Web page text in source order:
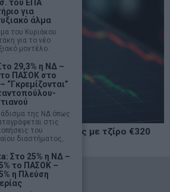
ημέρα πτώσης με τζίρο €320
Rights Reserved
του ΕΠΑ
για
άλμα
του Κυριάκου
για το νέο
μοντέλο.
29,3% η ΝΔ –
το ΠΑΣΟΚ στο
“Γκρεμίζονται”
της ΝΔ όπως
στις
του
διαστήματος,
Στο 25% η ΝΔ –
το ΠΑΣΟΚ –
η Πλεύση